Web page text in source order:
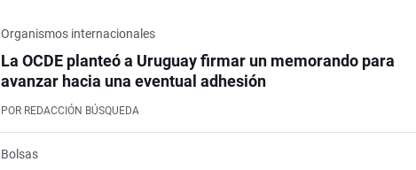
Organismos internacionales
La OCDE planteó a Uruguay firmar un memorando para
avanzar hacia una eventual adhesión
POR REDACCIÓN BÚSQUEDA
Bolsas